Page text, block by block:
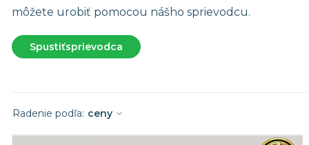
môžete urobiť pomocou nášho sprievodcu.
Spustiťsprievodca
Radenie podľa: ceny